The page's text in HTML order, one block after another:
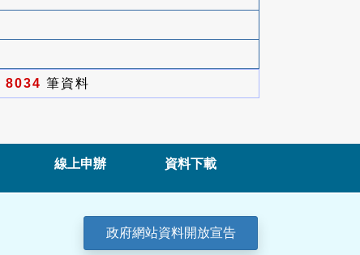
8034 筆資料
線上申辦 資料下載
政府網站資料開放宣告